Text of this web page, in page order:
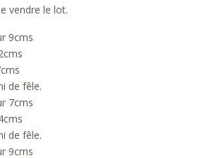
vendre le lot.
9cms
de fêle.
7cms
de fêle.
9cms